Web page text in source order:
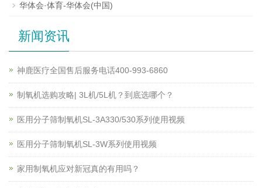
华体会·体育-华体会(中国)
新闻资讯
神鹿医疗全国售后服务电话400-993-6860
制氧机选购攻略| 3L机/5L机？到底选哪个？
医用分子筛制氧机SL-3A330/530系列使用视频
医用分子筛制氧机SL-3W系列使用视频
家用制氧机应对新冠真的有用吗？